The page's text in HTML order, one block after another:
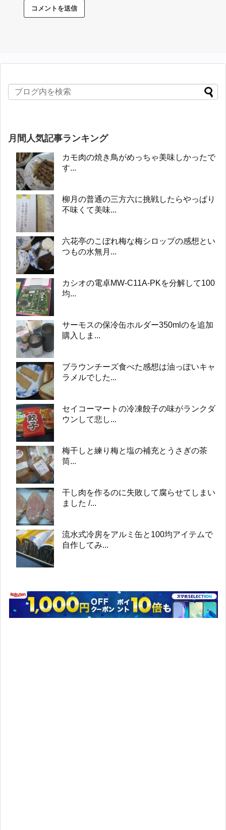
月間人気記事ランキング
カモ肉の焼き鳥がめっちゃ美味しかったで
す...
柳月の普通の三方六に挑戦したらやっぱり
不味くて美味...
六花亭のこぼれ梅な梅シロップの感想とい
つもの水無月...
カシオの電卓MW-C11A-PKを分解して100
均...
サーモスの保冷缶ホルダー350mlのを追加
購入しま...
ブラウンチーズ食べた感想は油っぽいキャ
ラメルでした...
セイコーマートの冷凍餃子の味がランクダ
ウンして悲し...
梅干しと練り梅と塩の補充とうさぎの茶
筒...
干し肉を作るのに失敗して腐らせてしまい
ました /...
流水式冷房をアルミ缶と100均アイテムで
自作してみ...